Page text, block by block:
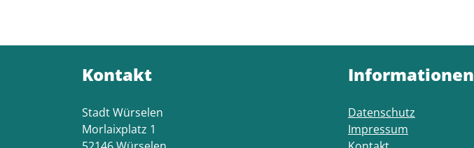
Kontakt
Stadt Würselen
Morlaixplatz 1
Informationen
Datenschutz
Impressum